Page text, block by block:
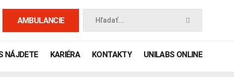
AMBULANCIE Hľadať...
NÁJDETE KARIÉRA KONTAKTY UNILABS ONLINE